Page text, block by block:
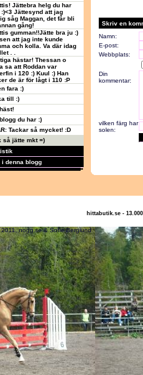
Jättebra helg du har
:)<3 Jättesynd att jag
såg Maggan, det får bli
gång!
gumman!!Jätte bra ju :)
att jag inte kunde
och kolla. Va där idag
. .
hästar! Thessan o
sa att Roddan var
i 120 :) Kuul :) Han
de är för lågt i 110 :P
fara :)
till :)
du har :)
Tackar så mycket! :D
så jätte mkt =)
i denna blogg
Skriv en
Namn:
E-post:
Webbplats:
Din
kommentar:
vilken färg har
solen:
hittabutik.se -
2011, nogg.se & Sofie